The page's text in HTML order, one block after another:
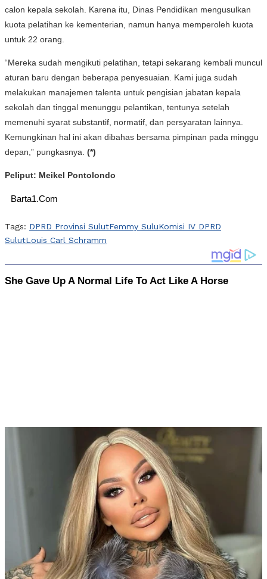
calon kepala sekolah. Karena itu, Dinas Pendidikan mengusulkan
kuota pelatihan ke kementerian, namun hanya memperoleh kuota
untuk 22 orang.
“Mereka sudah mengikuti pelatihan, tetapi sekarang kembali muncul
aturan baru dengan beberapa penyesuaian. Kami juga sudah
melakukan manajemen talenta untuk pengisian jabatan kepala
sekolah dan tinggal menunggu pelantikan, tentunya setelah
memenuhi syarat substantif, normatif, dan persyaratan lainnya.
Kemungkinan hal ini akan dibahas bersama pimpinan pada minggu
depan,” pungkasnya. (*)
Peliput: Meikel Pontolondo
Barta1.Com
Tags: DPRD Provinsi SulutFemmy SuluKomisi IV DPRD
SulutLouis Carl Schramm